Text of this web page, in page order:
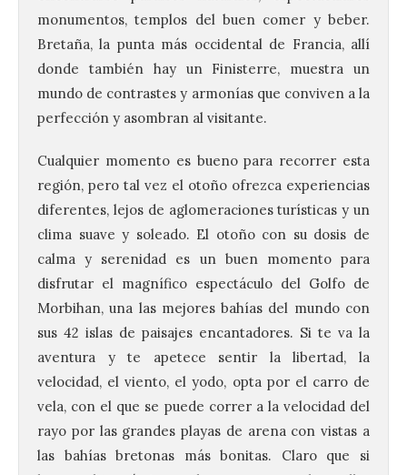
monumentos, templos del buen comer y beber.
Bretaña, la punta más occidental de Francia, allí
donde también hay un Finisterre, muestra un
mundo de contrastes y armonías que conviven a la
perfección y asombran al visitante.
Cualquier momento es bueno para recorrer esta
región, pero tal vez el otoño ofrezca experiencias
diferentes, lejos de aglomeraciones turísticas y un
clima suave y soleado. El otoño con su dosis de
calma y serenidad es un buen momento para
disfrutar el magnífico espectáculo del Golfo de
Morbihan, una las mejores bahías del mundo con
sus 42 islas de paisajes encantadores. Si te va la
aventura y te apetece sentir la libertad, la
velocidad, el viento, el yodo, opta por el carro de
vela, con el que se puede correr a la velocidad del
rayo por las grandes playas de arena con vistas a
las bahías bretonas más bonitas. Claro que si